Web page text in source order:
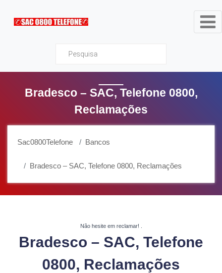
Sac0800Telefone
Bradesco – SAC, Telefone 0800,
Reclamações
Sac0800Telefone Bancos
Bradesco – SAC, Telefone 0800, Reclamações
Não hesite em reclamar!
Bradesco – SAC, Telefone
0800, Reclamações